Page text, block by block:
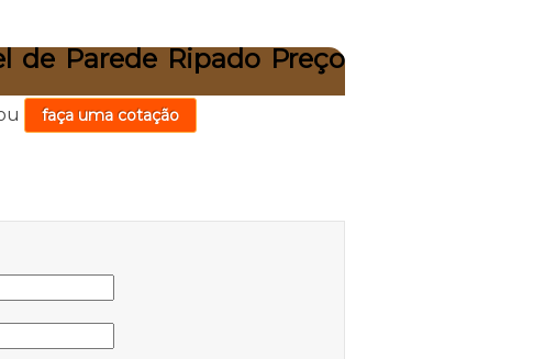
de Parede Ripado Preço
faça uma cotação